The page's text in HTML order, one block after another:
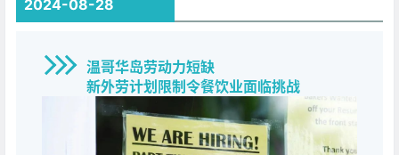
2024-08-28
温哥华岛劳动力短缺
新外劳计划限制令餐饮业面临挑战